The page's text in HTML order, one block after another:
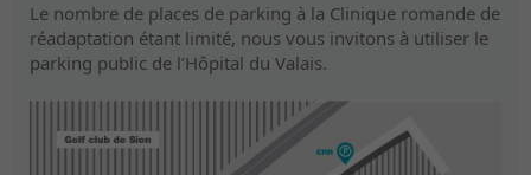
Le nombre de places de parking à la Clinique romande de
réadaptation étant limité, nous vous invitons à utiliser le
parking public de l’Hôpital du Valais.